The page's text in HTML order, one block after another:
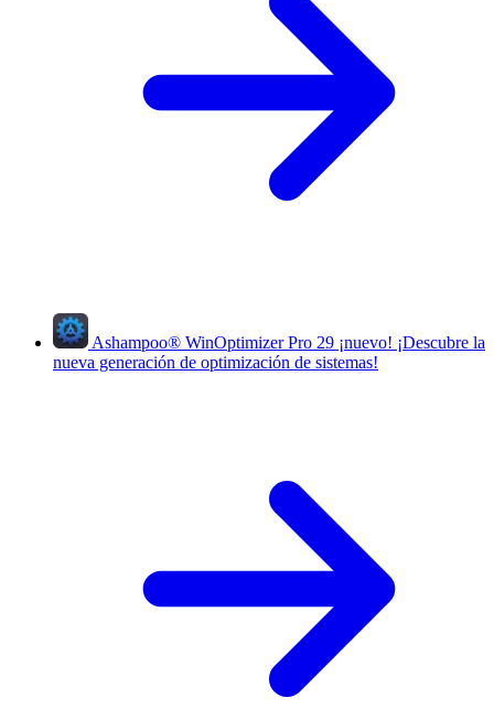
Ashampoo® WinOptimizer Pro 29 ¡nuevo! ¡Descubre la
nueva generación de optimización de sistemas!